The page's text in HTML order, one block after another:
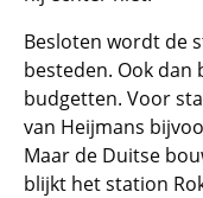
Besloten wordt de
besteden. Ook dan
budgetten. Voor
van Heijmans
Maar de Duitse
blijkt het station